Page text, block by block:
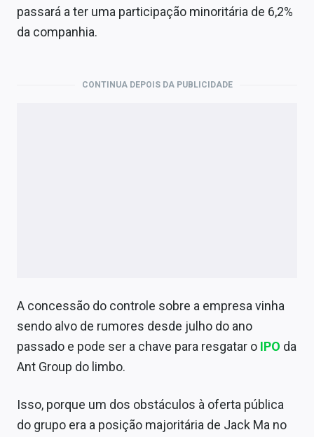
Economia
Conteúdo de Marca
Sobre
Expediente
passará a ter uma participação minoritária de 6,2%
da companhia.
CONTINUA DEPOIS DA PUBLICIDADE
A concessão do controle sobre a empresa vinha
sendo alvo de rumores desde julho do ano
passado e pode ser a chave para resgatar o IPO da
Ant Group do limbo.
Isso, porque um dos obstáculos à oferta pública
do grupo era a posição majoritária de Jack Ma no